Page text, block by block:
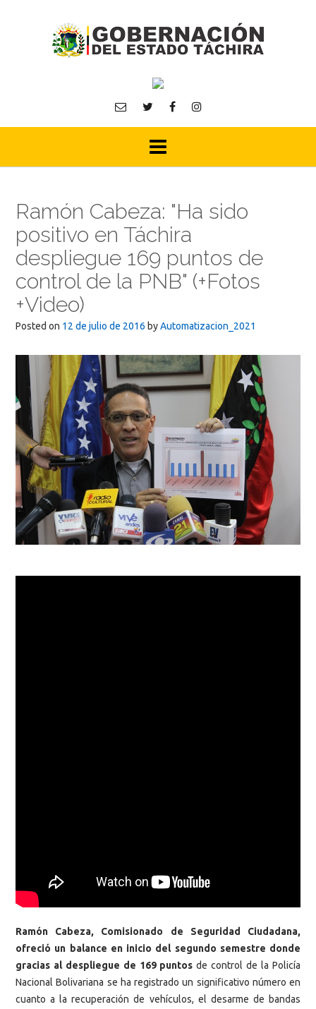
Ramón Cabeza: "Ha sido
positivo en Táchira
despliegue 169 puntos de
control de la PNB" (+Fotos
+Video)
Posted on 12 de julio de 2016 byAutomatizacion_2021
Ramón Cabeza, Comisionado de Seguridad Ciudadana,
ofreció un balance en inicio del segundo semestre donde
gracias al despliegue de 169 puntos de control de la Policía
Nacional Bolivariana se ha registrado un significativo número en
cuanto a la recuperación de vehículos, el desarme de bandas